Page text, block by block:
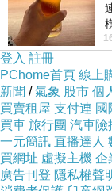
登入 註冊
PChome首頁 線上
新聞 /氣象 股市 個
買賣租屋 支付連 國
買車 旅行團 汽車險
一元簡訊 直播達人
買網址 虛擬主機 企
廣告刊登 隱私權聲